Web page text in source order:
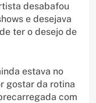
desabafou
e desejava
ter o desejo de
estava no
gostar da rotina
com